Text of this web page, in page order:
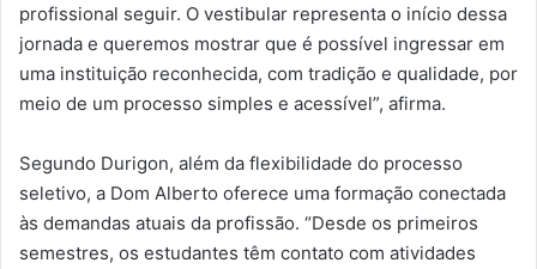
profissional seguir. O vestibular representa o início dessa
jornada e queremos mostrar que é possível ingressar em
uma instituição reconhecida, com tradição e qualidade, por
meio de um processo simples e acessível”, afirma.
Segundo Durigon, além da flexibilidade do processo
seletivo, a Dom Alberto oferece uma formação conectada
às demandas atuais da profissão. “Desde os primeiros
semestres, os estudantes têm contato com atividades